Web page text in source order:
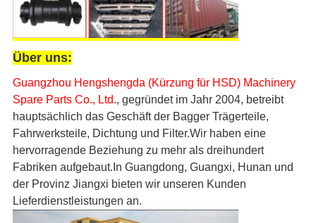
Über uns:
Guangzhou Hengshengda (Kürzung für HSD) Machinery
Spare Parts Co., Ltd., gegründet im Jahr 2004, betreibt
hauptsächlich das Geschäft der Bagger Trägerteile,
Fahrwerksteile, Dichtung und Filter.Wir haben eine
hervorragende Beziehung zu mehr als dreihundert
Fabriken aufgebaut.In Guangdong, Guangxi, Hunan und
der Provinz Jiangxi bieten wir unseren Kunden
Lieferdienstleistungen an.